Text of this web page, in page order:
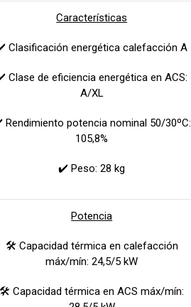
Características
Clasificación energética calefacción A
Clase de eficiencia energética en ACS:
A/XL
potencia nominal 50/30ºC:
105,8%
✔️ Peso: 28 kg
Potencia
🛠 Capacidad térmica en calefacción
máx/mín: 24,5/5 kW
🛠 Capacidad térmica en ACS máx/mín: